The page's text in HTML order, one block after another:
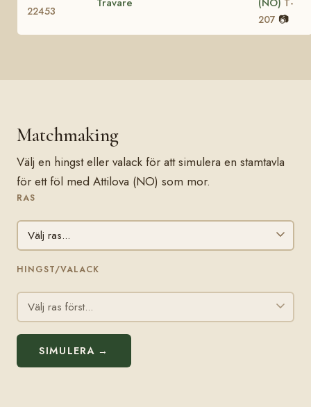
22453
207 📷
Matchmaking
Välj en hingst eller valack för att simulera en stamtavla
för ett föl med Attilova (NO) som mor.
RAS
HINGST/VALACK
SIMULERA →